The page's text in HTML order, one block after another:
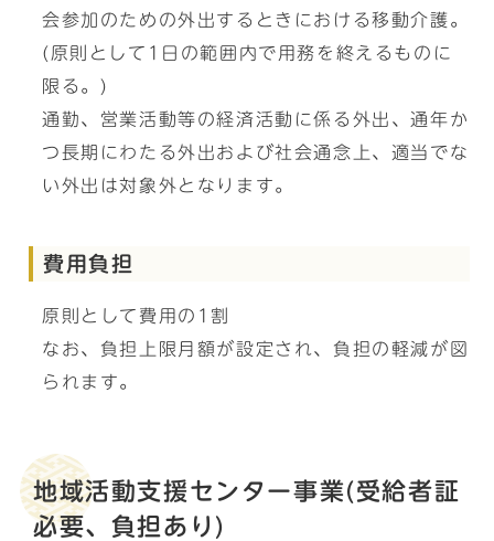
会参加のための外出するときにおける移動介護。
(原則として1日の範囲内で用務を終えるものに
限る。)
通勤、営業活動等の経済活動に係る外出、通年か
つ長期にわたる外出および社会通念上、適当でな
い外出は対象外となります。
費用負担
原則として費用の1割
なお、負担上限月額が設定され、負担の軽減が図
られます。
地域活動支援センター事業(受給者証
必要、負担あり)